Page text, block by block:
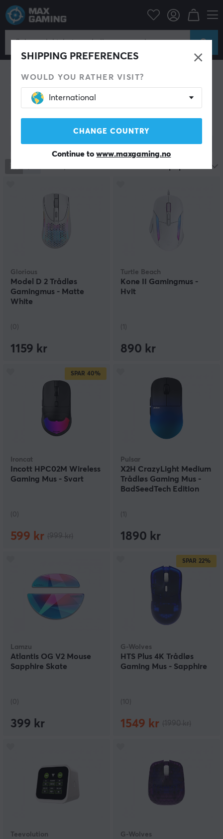
SHIPPING PREFERENCES
WOULD YOU RATHER VISIT?
International
CHANGE COUNTRY
Continue towww.maxgaming.no
Datatilbehør
PC-mus & Tilbehør
Gaming mus Mouse skates Mouse Bungee
Håndleddstøtte Arm Sleeve Kabel for mus
Grep til mus Gamingpakke
Vis filter
Glorious
Model D 2 Trådløs
Gamingmus - Matte
White
(0)
1159 kr
Turtle Beach
Kone II Gamingmus -
Hvit
(1)
890 kr
SPAR 40%
Ironcat
Incott HPC02M Wireless
Gaming Mus - Svart
(0)
599 kr
Pulsar
X2H CrazyLight Medium
Trådløs Gaming Mus -
BadSeedTech Edition
(1)
1890 kr
Lamzu
Atlantis OG V2 Mouse
Sapphire Skate
(0)
399 kr
SPAR 22%
G-Wolves
HTS Plus 4K Trådløs
Gaming Mus - Sapphire
(10)
1549 kr
Teevolution G-Wolves